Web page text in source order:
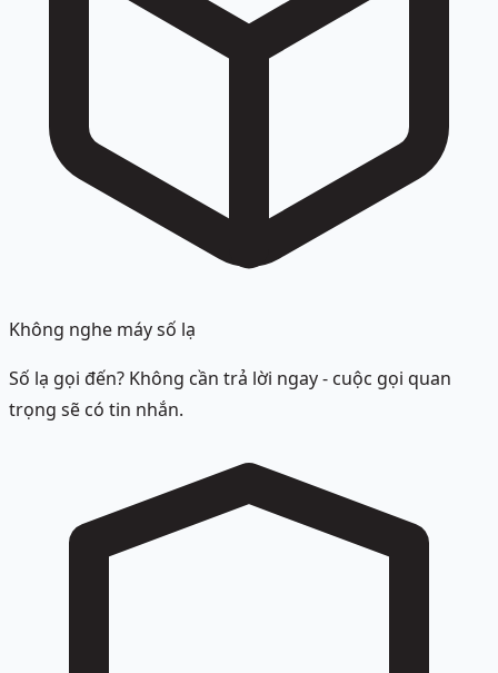
Không nghe máy số lạ
Số lạ gọi đến? Không cần trả lời ngay - cuộc gọi quan
trọng sẽ có tin nhắn.